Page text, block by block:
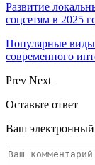
Развитие
соцсетям в 2025
Популярные
современного
Prev Next
Оставьте ответ
Ваш электронный